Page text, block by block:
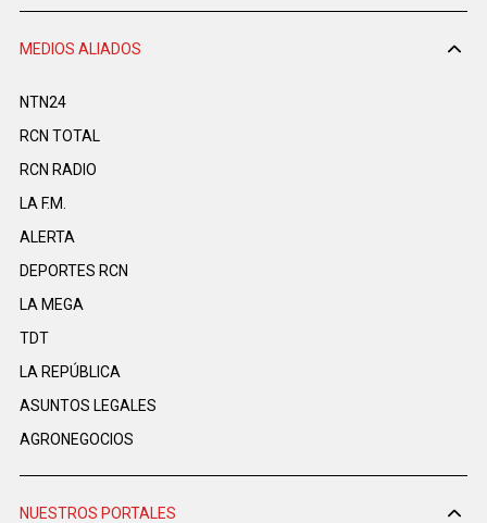
MEDIOS ALIADOS
NTN24
RCN TOTAL
RCN RADIO
LA F.M.
ALERTA
DEPORTES RCN
LA MEGA
TDT
LA REPÚBLICA
ASUNTOS LEGALES
AGRONEGOCIOS
NUESTROS PORTALES